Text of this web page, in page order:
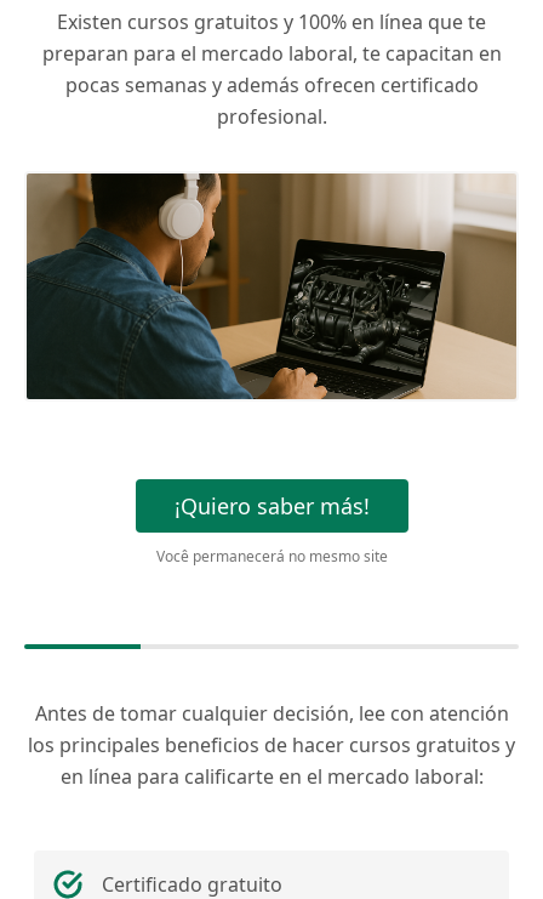
Existen cursos gratuitos y 100% en línea que te
preparan para el mercado laboral, te capacitan en
pocas semanas y además ofrecen certificado
profesional.
¡Quiero saber más!
Você permanecerá no mesmo site
Antes de tomar cualquier decisión, lee con atención
los principales beneficios de hacer cursos gratuitos y
en línea para calificarte en el mercado laboral:
Certificado gratuito